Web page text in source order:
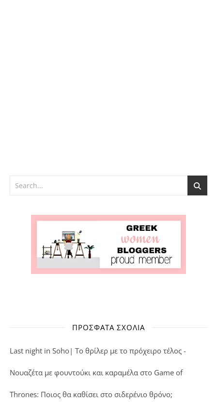
ΠΡΌΣΦΑΤΑ ΣΧΌΛΙΑ
Last night in Soho| Το θρίλερ με το πρόχειρο τέλος -
Νουαζέτα με φουντούκι και καραμέλα στο Game of
Thrones: Ποιος θα καθίσει στο σιδερένιο θρόνο;